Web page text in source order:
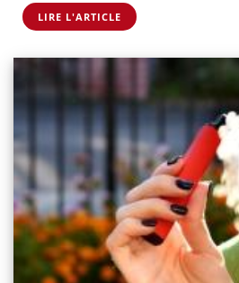
LIRE L'ARTICLE